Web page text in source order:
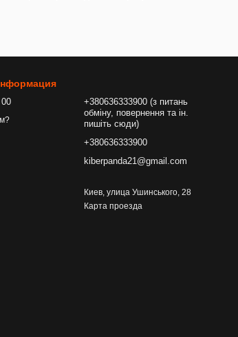
+380636333900 (з питань
обміну, повернення та ін.
пишіть сюди)
+380636333900
kiberpanda21@gmail.com
Киев, улица Ушинського, 28
Карта проезда